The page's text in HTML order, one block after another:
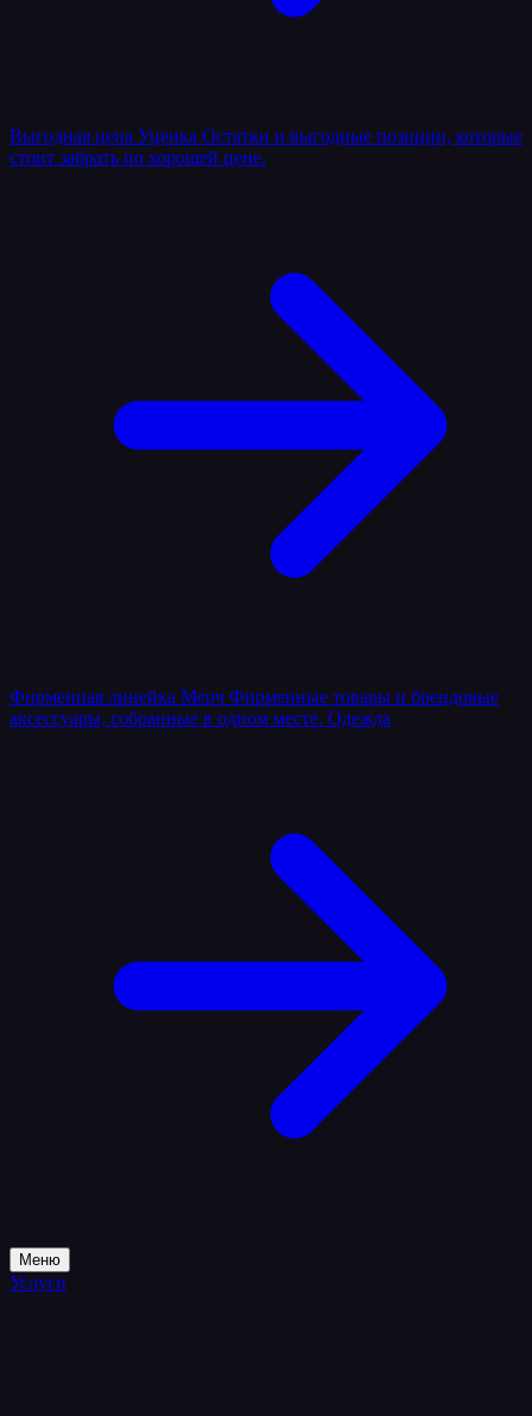
Выгодная цена Уценка Остатки и выгодные позиции, которые
стоит забрать по хорошей цене.
Фирменная линейка Мерч Фирменные товары и брендовые
аксессуары, собранные в одном месте. Одежда
Меню
Услуги